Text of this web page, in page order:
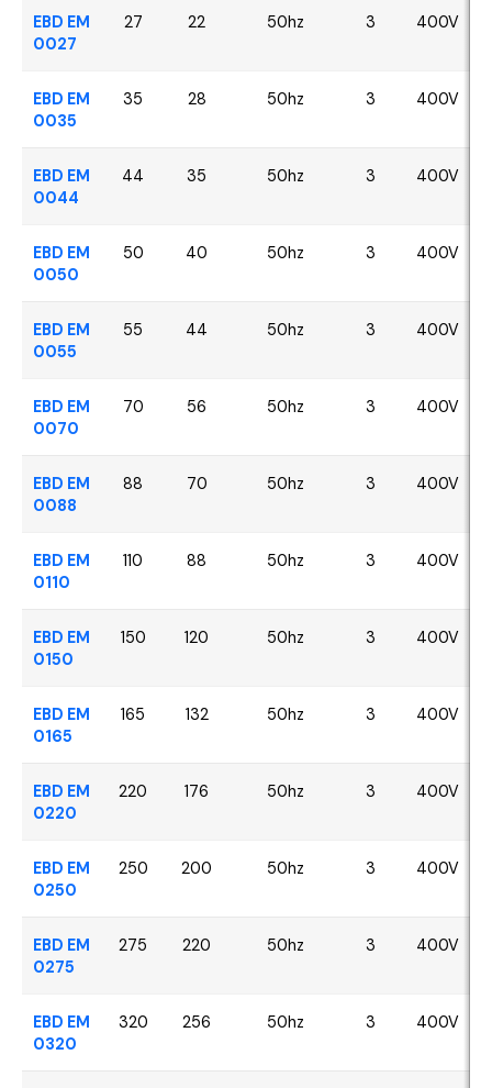
YANGDONG
EBD EM
0027
27 22 50hz 3 400V
EBD EM
0035
35 28 50hz 3 400V
EBD EM
0044
44 35 50hz 3 400V
EBD EM
0050
50 40 50hz 3 400V
EBD EM
0055
55 44 50hz 3 400V
EBD EM
0070
70 56 50hz 3 400V
EBD EM
0088
88 70 50hz 3 400V
EBD EM
0110
110 88 50hz 3 400V
EBD EM
0150
150 120 50hz 3 400V
EBD EM
0165
165 132 50hz 3 400V
EBD EM
0220
220 176 50hz 3 400V
EBD EM
0250
250 200 50hz 3 400V
EBD EM
0275
275 220 50hz 3 400V
EBD EM
0320
320 256 50hz 3 400V